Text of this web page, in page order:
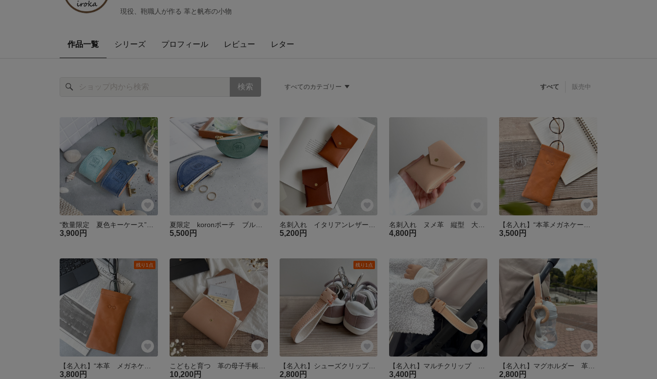
現役、鞄職人が作る 革と帆布の小物
作品一覧 シリーズ プロフィール レビュー レター
すべてのカテゴリー すべて 販売中
3,900円
夏限定 koronポーチ ブルー 革 レザー コインケース ミニポーチ
5,500円 5,200円 4,800円 3,500円
残り1点
3,800円 10,200円
残り1点
【名入れ】シューズクリップ 革 帆布 レザー 出産祝い 1歳誕生日ギフト ベビーカー
2,800円 3,400円 2,800円